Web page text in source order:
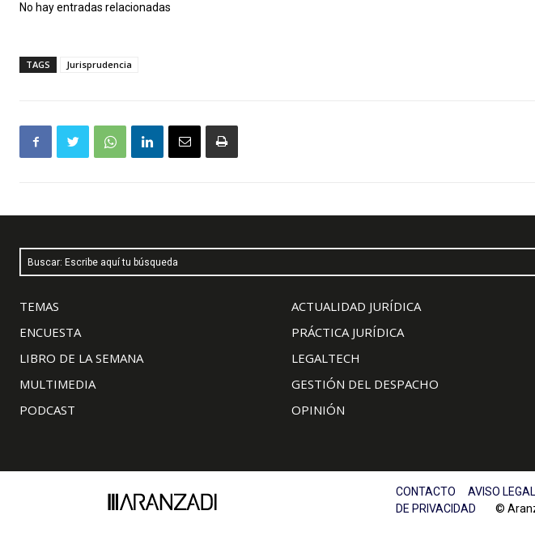
No hay entradas relacionadas
TAGS Jurisprudencia
Buscar: Escribe aquí tu búsqueda
TEMAS
ENCUESTA
LIBRO DE LA SEMANA
MULTIMEDIA
PODCAST
ACTUALIDAD JURÍDICA
PRÁCTICA JURÍDICA
LEGALTECH
GESTIÓN DEL DESPACHO
OPINIÓN
CONTACTO AVISO LEGAL
DE PRIVACIDAD ©